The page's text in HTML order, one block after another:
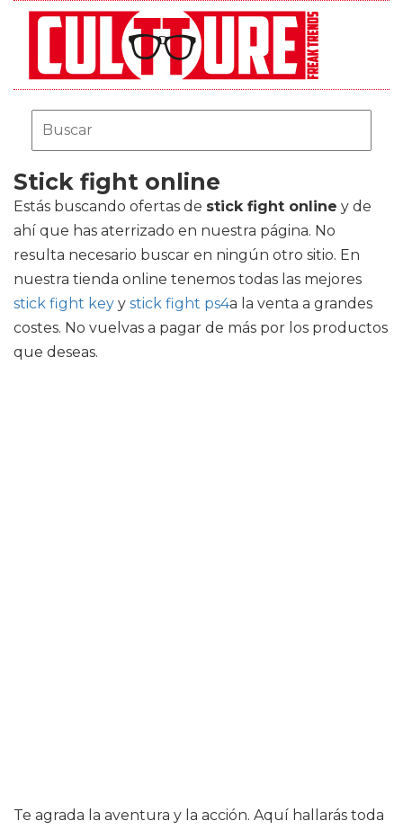
Stick fight online
Estás buscando ofertas de stick fight online y de
ahí que has aterrizado en nuestra página. No
resulta necesario buscar en ningún otro sitio. En
nuestra tienda online tenemos todas las mejores
stick fight key y stick fight ps4a la venta a grandes
costes. No vuelvas a pagar de más por los productos
que deseas.
Te agrada la aventura y la acción. Aquí hallarás toda